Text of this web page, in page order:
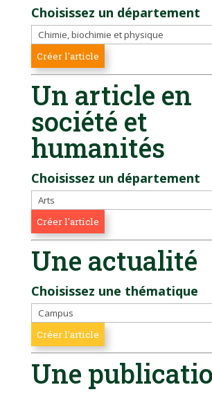
Choisissez un département
Un article en
société et
humanités
Choisissez un département
Une actualité
Choisissez une thématique
Une